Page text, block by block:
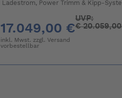
Ladestrom, Power Trimm & Kipp-
17.049,00 €
UVP:
€
inkl. Mwst. zzgl.Versand
vorbestellbar